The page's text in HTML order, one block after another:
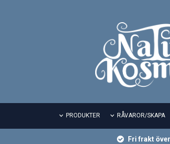
PRODUKTER RÅVAROR/SKAPA
Fri frakt